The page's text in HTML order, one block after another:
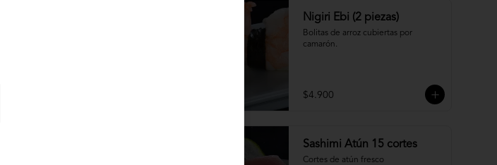
Nigiri Ebi (2 piezas)
Bolitas de arroz cubiertas por
camarón.
$4.900
Sashimi Atún 15 cortes
Cortes de atún fresco